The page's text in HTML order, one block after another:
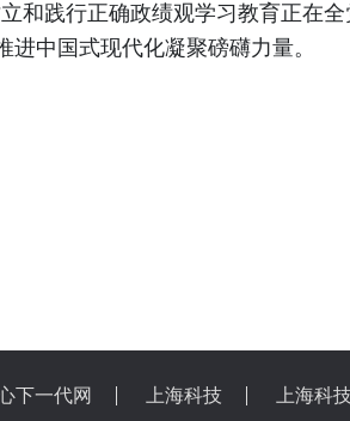
践行正确政绩观学习教育正在
中国式现代化凝聚磅礴力量。
下一代网 上海科技 上海科